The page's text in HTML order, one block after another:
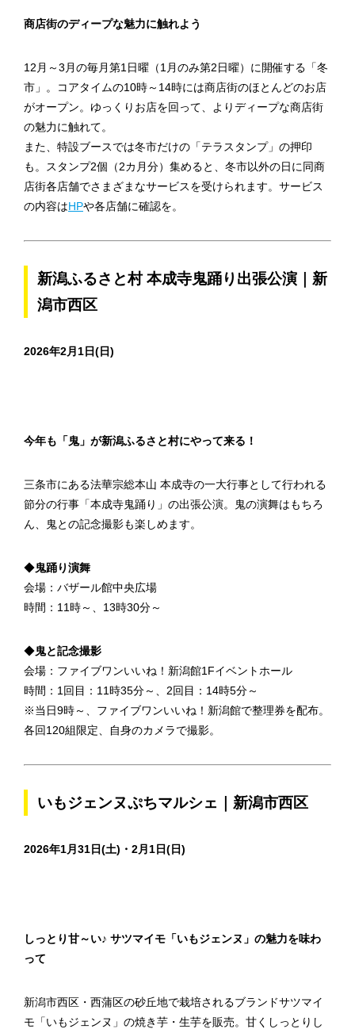
商店街のディープな魅力に触れよう
12月～3月の毎月第1日曜（1月のみ第2日曜）に開催する「冬
市」。コアタイムの10時～14時には商店街のほとんどのお店
がオープン。ゆっくりお店を回って、よりディープな商店街
の魅力に触れて。
また、特設ブースでは冬市だけの「テラスタンプ」の押印
も。スタンプ2個（2カ月分）集めると、冬市以外の日に同商
店街各店舗でさまざまなサービスを受けられます。サービス
の内容はHPや各店舗に確認を。
新潟ふるさと村 本成寺鬼踊り出張公演｜新
潟市西区
2026年2月1日(日)
今年も「鬼」が新潟ふるさと村にやって来る！
三条市にある法華宗総本山 本成寺の一大行事として行われる
節分の行事「本成寺鬼踊り」の出張公演。鬼の演舞はもちろ
ん、鬼との記念撮影も楽しめます。
◆鬼踊り演舞
会場：バザール館中央広場
時間：11時～、13時30分～
◆鬼と記念撮影
会場：ファイブワンいいね！新潟館1Fイベントホール
時間：1回目：11時35分～、2回目：14時5分～
※当日9時～、ファイブワンいいね！新潟館で整理券を配布。
各回120組限定、自身のカメラで撮影。
いもジェンヌぷちマルシェ｜新潟市西区
2026年1月31日(土)・2月1日(日)
しっとり甘～い♪ サツマイモ「いもジェンヌ」の魅力を味わ
って
新潟市西区・西蒲区の砂丘地で栽培されるブランドサツマイ
モ「いもジェンヌ」の焼き芋・生芋を販売。甘くしっとりし